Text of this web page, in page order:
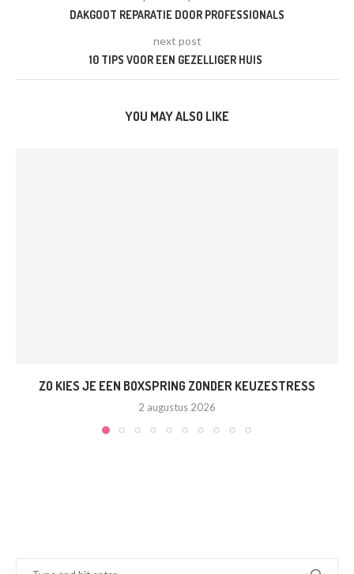
DAKGOOT REPARATIE DOOR PROFESSIONALS
next post
10 TIPS VOOR EEN GEZELLIGER HUIS
YOU MAY ALSO LIKE
ZO KIES JE EEN BOXSPRING ZONDER KEUZESTRESS
2 augustus 2026